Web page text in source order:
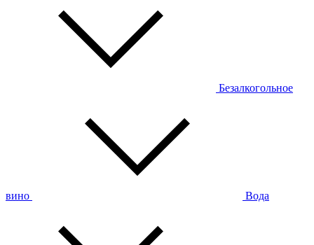
Безалкогольное
вино Вода